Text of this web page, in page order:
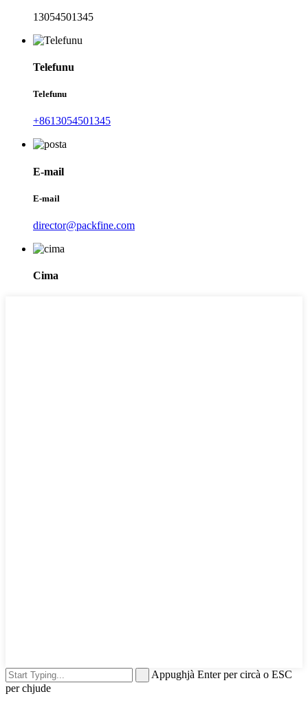
13054501345
Telefunu
Telefunu
+8613054501345
E-mail
E-mail
director@packfine.com
Cima
Appughjà Enter per circà o ESC
per chjude